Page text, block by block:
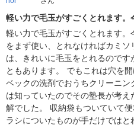
軽い力で毛玉がすごくとれます
軽い力で毛玉がすごくとれます
をまず使い、とれなければカミ
は、きれいに毛玉をとれるので
ともあります。 でもこれは穴を
ベックの洗剤でおうちクリーニン
は知っていたのでその塾長が考
解でした。 収納袋もついていて
ラシについたものが手だけでは